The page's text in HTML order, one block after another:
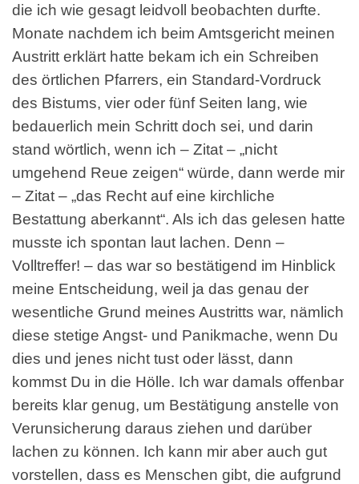
die ich wie gesagt leidvoll beobachten durfte.
Monate nachdem ich beim Amtsgericht meinen
Austritt erklärt hatte bekam ich ein Schreiben
des örtlichen Pfarrers, ein Standard-Vordruck
des Bistums, vier oder fünf Seiten lang, wie
bedauerlich mein Schritt doch sei, und darin
stand wörtlich, wenn ich – Zitat – „nicht
umgehend Reue zeigen“ würde, dann werde mir
– Zitat – „das Recht auf eine kirchliche
Bestattung aberkannt“. Als ich das gelesen hatte
musste ich spontan laut lachen. Denn –
Volltreffer! – das war so bestätigend im Hinblick
meine Entscheidung, weil ja das genau der
wesentliche Grund meines Austritts war, nämlich
diese stetige Angst- und Panikmache, wenn Du
dies und jenes nicht tust oder lässt, dann
kommst Du in die Hölle. Ich war damals offenbar
bereits klar genug, um Bestätigung anstelle von
Verunsicherung daraus ziehen und darüber
lachen zu können. Ich kann mir aber auch gut
vorstellen, dass es Menschen gibt, die aufgrund